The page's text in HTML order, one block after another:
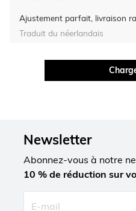
Ajustement parfait, livraison
Traduit du néerlandais
Newsletter
Abonnez-vous à notre
10 % de réduction sur